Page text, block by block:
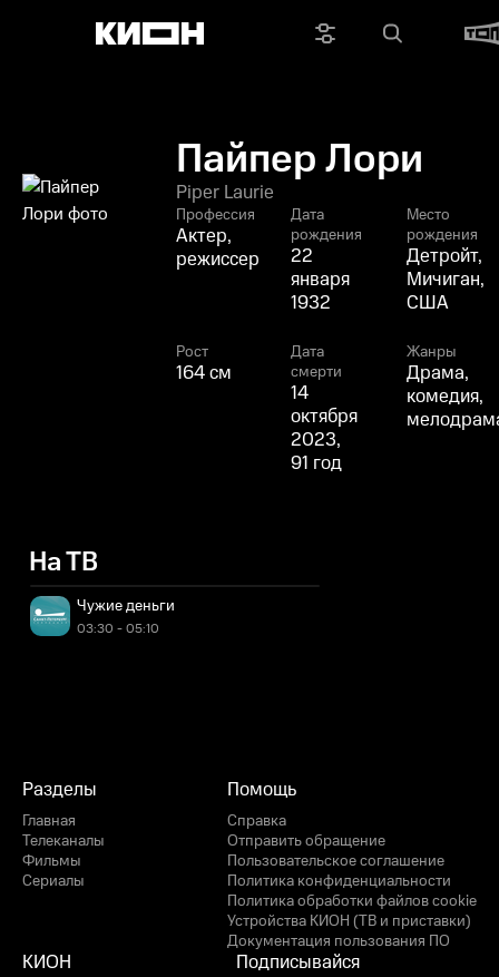
Пайпер Лори
Piper Laurie
Профессия
Актер,
режиссер
Дата
рождения
22
января
1932
Место
рождения
Детройт,
Мичиган,
США
Рост
164 см
Дата
смерти
14
октября
2023,
91 год
Жанры
Драма,
комедия,
На ТВ
Чужие деньги
03:30 - 05:10
Разделы
Главная
Телеканалы
Фильмы
Сериалы
Помощь
Справка
Отправить обращение
Пользовательское соглашение
Политика конфиденциальности
Политика обработки файлов cookie
Устройства КИОН (ТВ и приставки)
Документация пользования ПО
КИОН Подписывайся